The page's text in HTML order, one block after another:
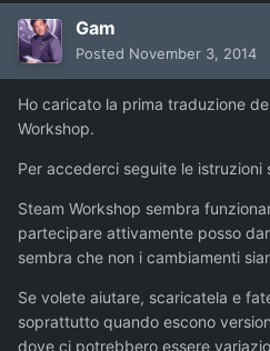
Gam
Posted November 3, 2014
Ho caricato la prima traduzione
Workshop.
Per accederci seguite le istruzioni
Steam Workshop sembra
partecipare attivamente posso
sembra che non i cambiamenti
Se volete aiutare, scaricatela e
soprattutto quando escono
dove ci potrebbero essere